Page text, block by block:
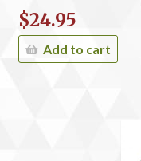
$24.95
Add to cart